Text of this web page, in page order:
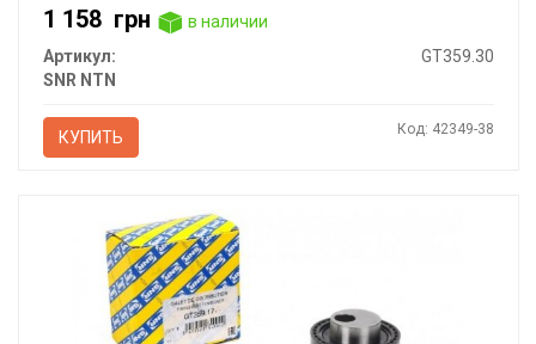
1 158 грн
в наличии
Артикул:
GT359.30
SNR NTN
КУПИТЬ Код: 42349-38